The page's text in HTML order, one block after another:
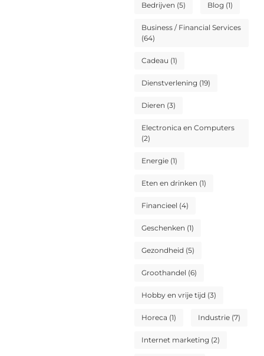
Bedrijven (5) Blog (1)
Business / Financial Services
(64)
Cadeau (1)
Dienstverlening (19)
Dieren (3)
Electronica en Computers
(2)
Energie (1)
Eten en drinken (1)
Financieel (4)
Geschenken (1)
Gezondheid (5)
Groothandel (6)
Hobby en vrije tijd (3)
Horeca (1) Industrie (7)
Internet marketing (2)